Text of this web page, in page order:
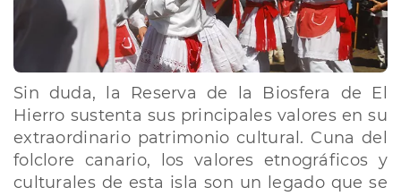
Sin duda, la Reserva de la Biosfera de El
Hierro sustenta sus principales valores en su
extraordinario patrimonio cultural. Cuna del
folclore canario, los valores etnográficos y
culturales de esta isla son un legado que se